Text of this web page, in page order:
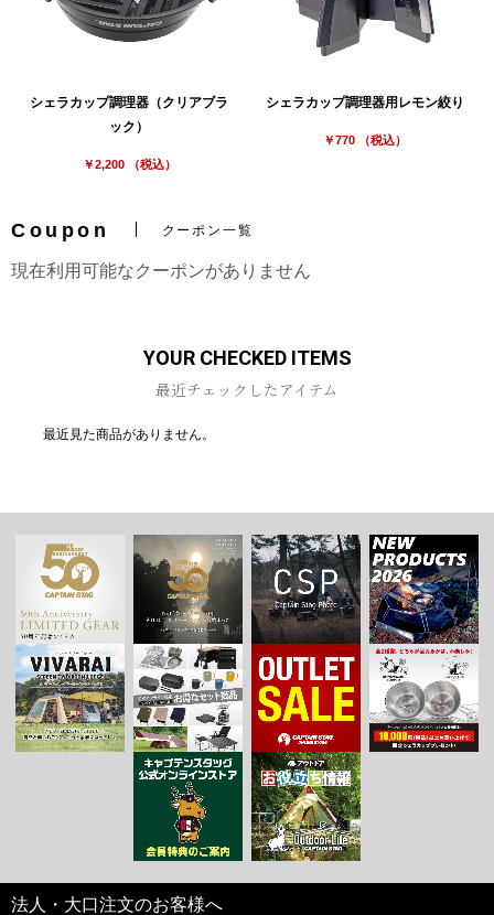
シェラカップ調理器（クリアブラ
ック）
￥2,200 （税込）
シェラカップ調理器用レモン絞り
￥770 （税込）
Coupon クーポン一覧
現在利用可能なクーポンがありません
YOUR CHECKED ITEMS
最近チェックしたアイテム
最近見た商品がありません。
法人・大口注文のお客様へ